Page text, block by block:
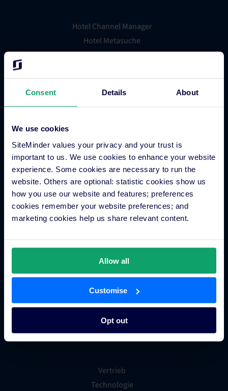
Consent Details About
We use cookies
SiteMinder values your privacy and your trust is
important to us. We use cookies to enhance your website
experience. Some cookies are necessary to run the
website. Others are optional: statistic cookies show us
how you use our website and features; preferences
cookies remember your website preferences; and
marketing cookies help us share relevant content.
Allow all
Customise
Opt out
Hotel Channel Manager
Hotel Metasuche
Globales Distributionssystem
Hotel Webseitengestalter
Mobile App für unterwegs
Business Insights für Hotels
Multi-Property
Hotel App Store
Integration Partner-Anwendung
Experten Finden
Vertrieb
Technologie